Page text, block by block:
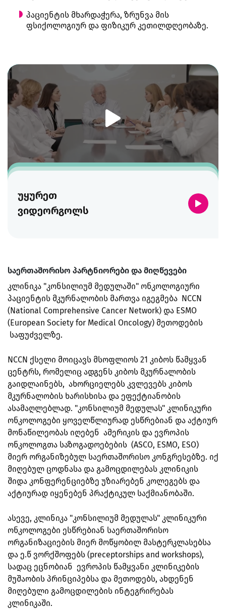
პაციენტის მხარდაჭერა, ზრუნვა მის
ფსიქოლოგიურ და ფიზიკურ კეთილდღეობაზე.
უყურეთ
ვიდეორგოლს
საერთაშორისო პარტნიორები და მიღწევები
კლინიკა "კონსილიუმ მედულაში" ონკოლოგიური
პაციენტის მკურნალობის მართვა იგეგმება NCCN
(National Comprehensive Cancer Network) და ESMO
(European Society for Medical Oncology) მეთოდების
საფუძველზე.
NCCN ქსელი მოიცავს მსოფლიოს 21 კიბოს წამყვან
ცენტრს, რომელიც ადგენს კიბოს მკურნალობის
გაიდლაინებს, ახორციელებს კვლევებს კიბოს
მკურნალობის ხარისხისა და ეფექტიანობის
ასამაღლებლად. "კონსილიუმ მედულას" კლინიკური
ონკოლოგები ყოველწლიურად ესწრებიან და აქტიურ
მონაწილეობას იღებენ ამერიკის და ევროპის
ონკოლოგთა საზოგადოებების (ASCO, ESMO, ESO)
მიერ ორგანიზებულ საერთაშორისო კონგრესებზე. იქ
მიღებულ ცოდნასა და გამოცდილებას კლინიკის
შიდა კონფერენციებზე უზიარებენ კოლეგებს და
აქტიურად იყენებენ პრაქტიკულ საქმიანობაში.
ასევე, კლინიკა "კონსილიუმ მედულას" კლინიკური
ონკოლოგები ესწრებიან საერთაშორისო
ორგანიზაციების მიერ მოწყობილ მასტერკლასებსა
და ე.წ ვორქშოფებს (preceptorships and workshops),
სადაც ეცნობიან ევროპის წამყვანი კლინიკების
მუშაობის პრინციპებსა და მეთოდებს, ახდენენ
მიღებული გამოცდილების ინტეგრირებას
კლინიკაში.